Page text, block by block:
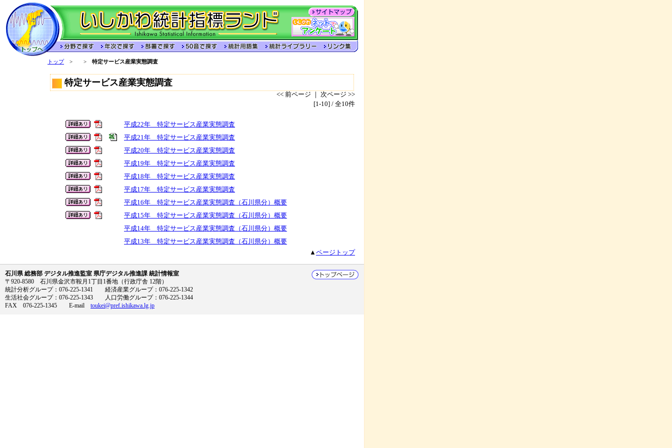
トップ> > 特定サービス産業実態調査
特定サービス産業実態調査
<< 前ページ ｜ 次ページ >>
[1-10] / 全10件
平成22年 特定サービス産業実態調査
平成21年 特定サービス産業実態調査
平成20年 特定サービス産業実態調査
平成19年 特定サービス産業実態調査
平成18年 特定サービス産業実態調査
平成17年 特定サービス産業実態調査
平成16年 特定サービス産業実態調査（石川県分）概要
平成15年 特定サービス産業実態調査（石川県分）概要
平成14年 特定サービス産業実態調査（石川県分）概要
平成13年 特定サービス産業実態調査（石川県分）概要
▲ ページトップ
石川県 総務部 デジタル推進監室 県庁デジタル推進課 統計情報室
〒920-8580 石川県金沢市鞍月1丁目1番地（行政庁舎 12階）
統計分析グループ：076-225-1341 経済産業グループ：076-225-1342
生活社会グループ：076-225-1343 人口労働グループ：076-225-1344
FAX 076-225-1345 E-mail toukei@pref.ishikawa.lg.jp